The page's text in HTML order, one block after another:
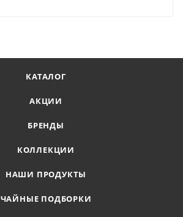
КАТАЛОГ
АКЦИИ
БРЕНДЫ
КОЛЛЕКЦИИ
НАШИ ПРОДУКТЫ
ЧАЙНЫЕ ПОДБОРКИ